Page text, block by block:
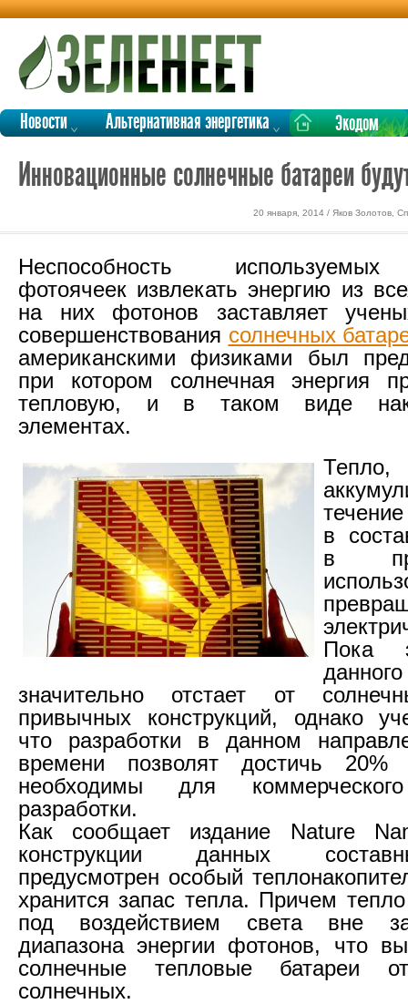
Новости Альтернативная энергетика Экодом
Инновационные солнечные батареи
20 января, 2014 / Яков Золотов,
Неспособность
фотоячеек извлекать энергию из
на них фотонов заставляет
совершенствования солнечных
американскими физиками был
при котором солнечная энергия
тепловую, и в таком виде
элементах.
в
в
Пока
значительно отстает от
привычных конструкций, однако
что разработки в данном
времени позволят достичь
необходимы для
разработки.
Как сообщает издание Nature
конструкции данных
предусмотрен особый
хранится запас тепла. Причем
под воздействием света вне
диапазона энергии фотонов, что
солнечные тепловые батареи
солнечных.